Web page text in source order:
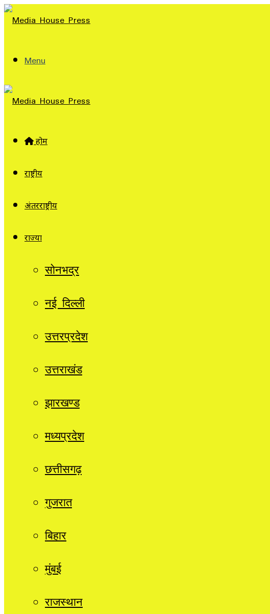
Menu
होम
राष्ट्रीय
अंतरराष्ट्रीय
राज्यों
सोनभद्र
नई दिल्ली
उत्तरप्रदेश
उत्तराखंड
झारखण्ड
मध्यप्रदेश
छत्तीसगढ़
गुजरात
बिहार
मुंबई
राजस्थान